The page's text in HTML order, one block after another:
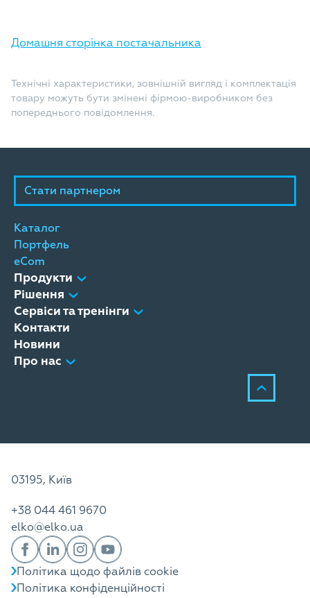
Домашня сторінка постачальника
Технічні характеристики, зовнішній вигляд і комплектація
товару можуть бути змінені фірмою-виробником без
попереднього повідомлення.
Стати партнером
Каталог
Портфель
eCom
Продукти
Рішення
Сервіси та тренінги
Контакти
Новини
Про нас
03195, Київ
+38 044 461 9670
elko@elko.ua
Політика щодо файлів cookie
Політика конфіденційності